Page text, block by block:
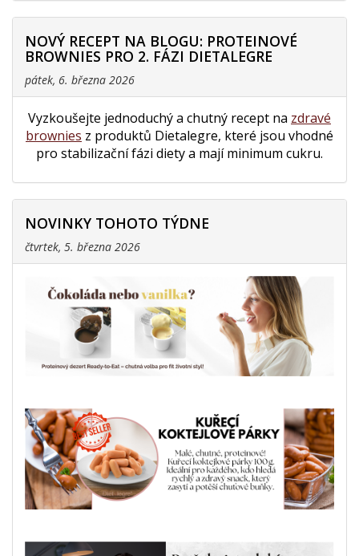
NOVÝ RECEPT NA BLOGU: PROTEINOVÉ
BROWNIES PRO 2. FÁZI DIETALEGRE
pátek, 6. března 2026
Vyzkoušejte jednoduchý a chutný recept na zdravé
brownies z produktů Dietalegre, které jsou vhodné
pro stabilizační fázi diety a mají minimum cukru.
NOVINKY TOHOTO TÝDNE
čtvrtek, 5. března 2026